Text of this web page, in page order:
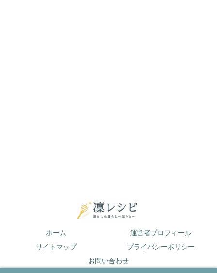
ホーム
運営者プロフィール
サイトマップ
プライバシーポリシー
お問い合わせ